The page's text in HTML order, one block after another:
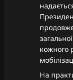
кожного
На